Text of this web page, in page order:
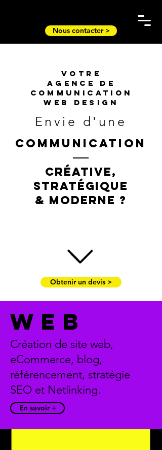
Nous contacter >
VOTRE
Agence de
communication
Web Design
Envie d'une
communication
créative,
stratégique
& moderne ?
Obtenir un devis >
web
Création de site web,
eCommerce, blog,
référencement, stratégie
SEO et Netlinking.
En savoir +